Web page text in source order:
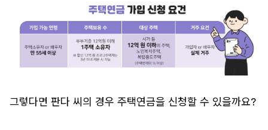
그렇다면 판다 씨의 경우 주택연금을 신청할 수 있을까요?